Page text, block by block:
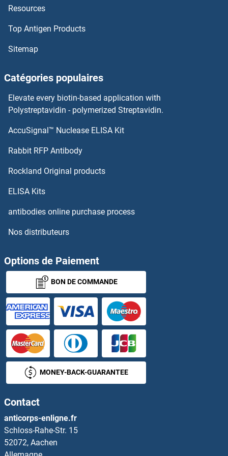
HSPA9 Kits ELISA
HSPA6 Kits ELISA
HSPA2 Kits ELISA
HSPA1L Kits ELISA
HSPA1B Kits ELISA
HTRA4 Kits ELISA
Huntingtin Kits ELISA
HUWE1 Kits ELISA
HVCN1 Kits ELISA
HVD3 Kits ELISA
HVEM Kits ELISA
HYAL1 Kits ELISA
HYAL2 Kits ELISA
HYAL3 Kits ELISA
HYAL4 Kits ELISA
Resources
Top Antigen Products
Sitemap
Catégories populaires
Elevate every biotin-based application with
Polystreptavidin - polymerized Streptavidin.
AccuSignal™ Nuclease ELISA Kit
Rabbit RFP Antibody
Rockland Original products
ELISA Kits
antibodies online purchase process
Nos distributeurs
Options de Paiement
BON DE COMMANDE
MONEY-BACK-GUARANTEE
Contact
anticorps-enligne.fr
Schloss-Rahe-Str. 15
52072, Aachen